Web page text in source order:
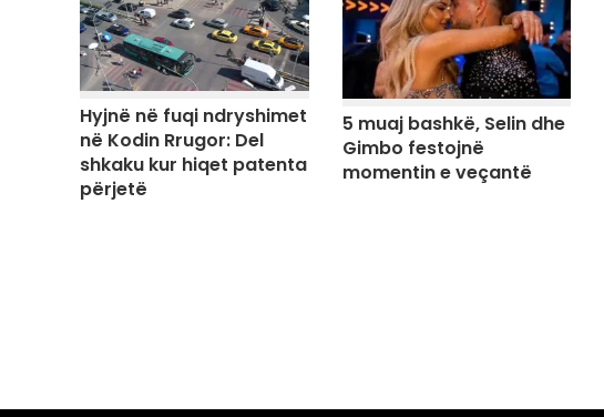
Hyjnë në fuqi ndryshimet
në Kodin Rrugor: Del
shkaku kur hiqet patenta
përjetë
5 muaj bashkë, Selin dhe
Gimbo festojnë
momentin e veçantë